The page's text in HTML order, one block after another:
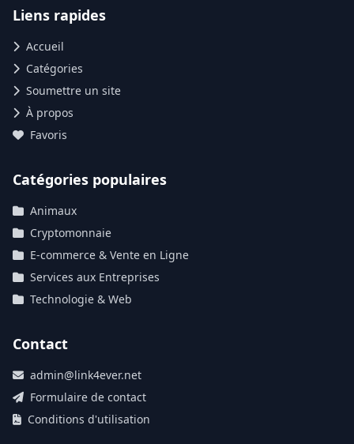
Liens rapides
Accueil
Catégories
Soumettre un site
À propos
Favoris
Catégories populaires
Animaux
Cryptomonnaie
E-commerce & Vente en Ligne
Services aux Entreprises
Technologie & Web
Contact
admin@link4ever.net
Formulaire de contact
Conditions d'utilisation